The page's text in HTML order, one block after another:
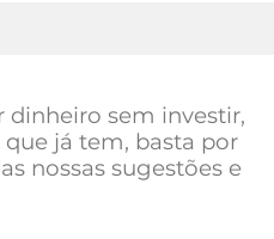
dinheiro sem investir,
já tem, basta por
nossas sugestões e